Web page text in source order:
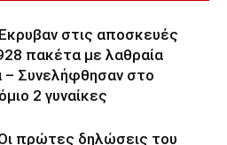
στις αποσκευές
πακέτα με λαθραία
– Συνελήφθησαν στο
2 γυναίκες
πρώτες δηλώσεις του